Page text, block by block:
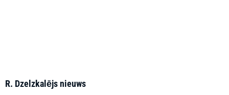
R. Dzelzkalējs nieuws